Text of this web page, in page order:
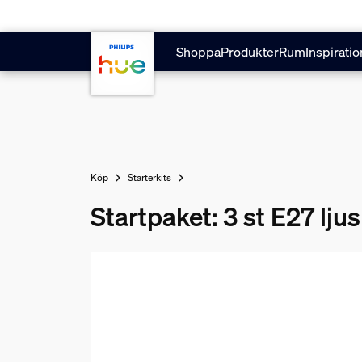
ShoppaProdukterRum
Köp Starterkits
Startpaket: 3 st E27